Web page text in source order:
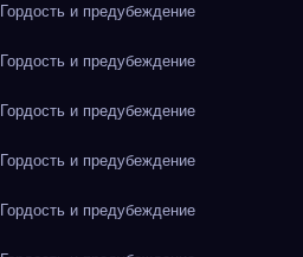
и предубеждение
и предубеждение
и предубеждение
и предубеждение
и предубеждение